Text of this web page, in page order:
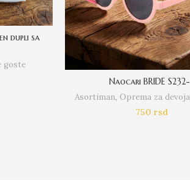
dupli sa
goste
Naocari BRIDE
Asortiman, Oprema za
750 rsd